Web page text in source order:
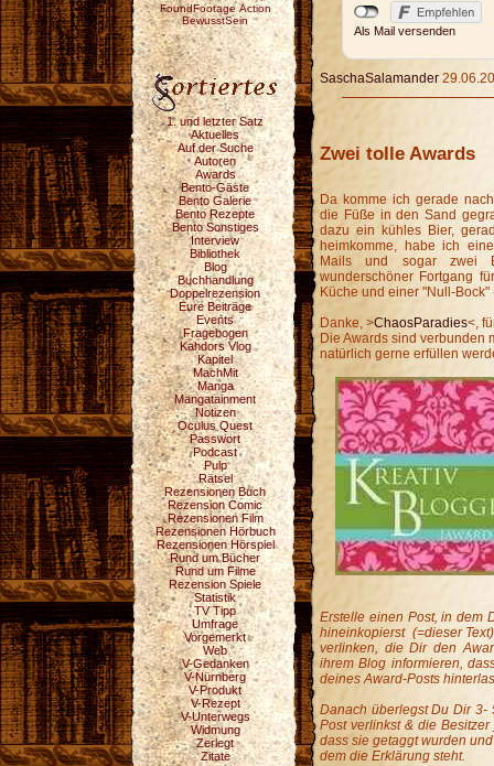
FoundFootage Action
BewusstSein
1. und letzter Satz
Aktuelles
Auf der Suche
Autoren
Awards
Bento-Gäste
Bento Galerie
Bento Rezepte
Bento Sonstiges
Interview
Bibliothek
Blog
Buchhandlung
Doppelrezension
Eure Beiträge
Events
Fragebogen
Kahdors Vlog
Kapitel
MachMit
Manga
Mangatainment
Notizen
Oculus Quest
Passwort
Podcast
Pulp
Rätsel
Rezensionen Buch
Rezension Comic
Rezensionen Film
Rezensionen Hörbuch
Rezensionen Hörspiel
Rund um Bücher
Rund um Filme
Rezension Spiele
Statistik
TV Tipp
Umfrage
Vorgemerkt
Web
V-Gedanken
V-Nürnberg
V-Produkt
V-Rezept
V-Unterwegs
Widmung
Zerlegt
Zitate
Als Mail versenden
SaschaSalamander
Zwei tolle Awards
Da komme ich gerade
die Füße in den Sand
dazu ein kühles Bier,
heimkomme, habe ich
Mails und sogar zwei
wunderschöner Fortgang
Küche und einer "Null-
Danke, >ChaosParadies<,
Die Awards sind verbunden
natürlich gerne erfüllen
Erstelle einen Post, in dem
hineinkopierst (=dieser
verlinken, die Dir den
ihrem Blog informieren,
deines Award-Posts
Danach überlegst Du Dir
Post verlinkst & die
dass sie getaggt wurden
dem die Erklärung steht.